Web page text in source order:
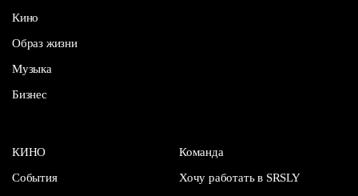
Кино
Образ жизни
Музыка
Бизнес
КИНО
События
Команда
Хочу работать в SRSLY